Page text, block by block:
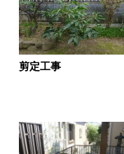
剪定工事